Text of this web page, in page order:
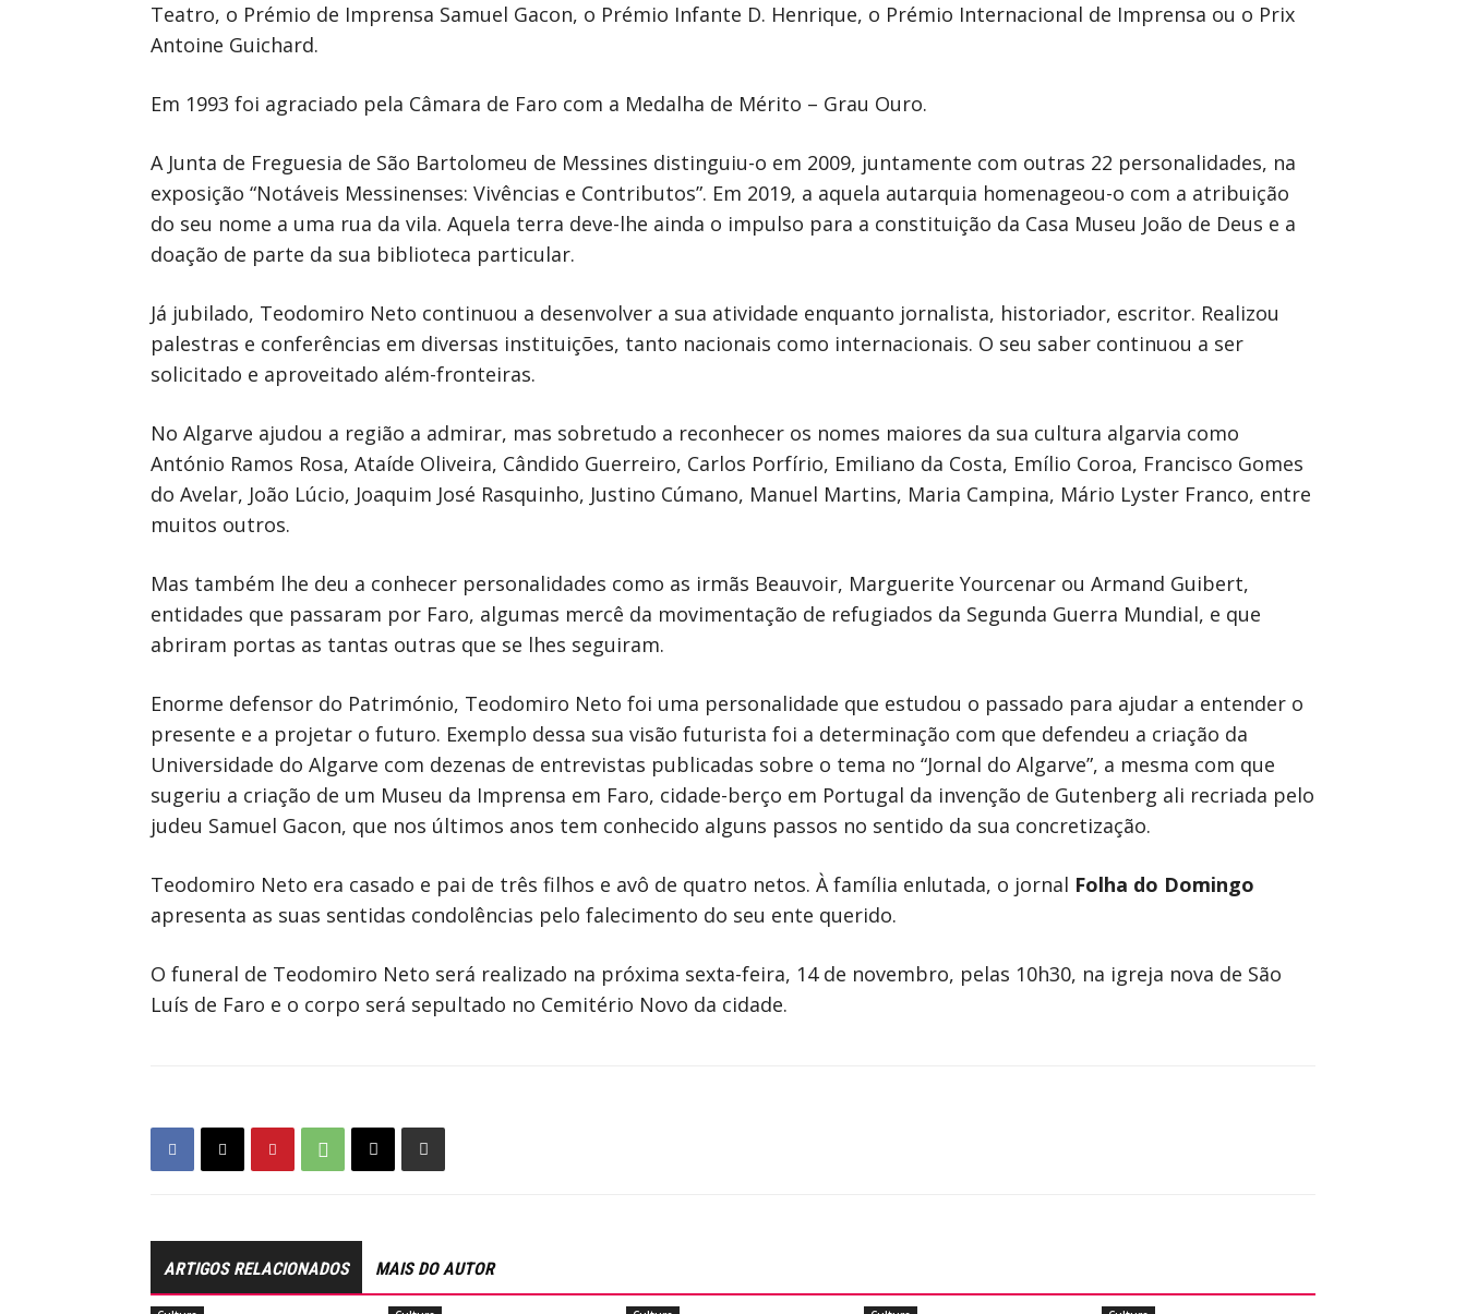
Teatro, o Prémio de Imprensa Samuel Gacon, o Prémio Infante D. Henrique, o Prémio Internacional de Imprensa ou o Prix
Antoine Guichard.
Em 1993 foi agraciado pela Câmara de Faro com a Medalha de Mérito – Grau Ouro.
A Junta de Freguesia de São Bartolomeu de Messines distinguiu-o em 2009, juntamente com outras 22 personalidades, na
exposição “Notáveis Messinenses: Vivências e Contributos”. Em 2019, a aquela autarquia homenageou-o com a atribuição
do seu nome a uma rua da vila. Aquela terra deve-lhe ainda o impulso para a constituição da Casa Museu João de Deus e a
doação de parte da sua biblioteca particular.
Já jubilado, Teodomiro Neto continuou a desenvolver a sua atividade enquanto jornalista, historiador, escritor. Realizou
palestras e conferências em diversas instituições, tanto nacionais como internacionais. O seu saber continuou a ser
solicitado e aproveitado além-fronteiras.
No Algarve ajudou a região a admirar, mas sobretudo a reconhecer os nomes maiores da sua cultura algarvia como
António Ramos Rosa, Ataíde Oliveira, Cândido Guerreiro, Carlos Porfírio, Emiliano da Costa, Emílio Coroa, Francisco Gomes
do Avelar, João Lúcio, Joaquim José Rasquinho, Justino Cúmano, Manuel Martins, Maria Campina, Mário Lyster Franco, entre
muitos outros.
Mas também lhe deu a conhecer personalidades como as irmãs Beauvoir, Marguerite Yourcenar ou Armand Guibert,
entidades que passaram por Faro, algumas mercê da movimentação de refugiados da Segunda Guerra Mundial, e que
abriram portas as tantas outras que se lhes seguiram.
Enorme defensor do Património, Teodomiro Neto foi uma personalidade que estudou o passado para ajudar a entender o
presente e a projetar o futuro. Exemplo dessa sua visão futurista foi a determinação com que defendeu a criação da
Universidade do Algarve com dezenas de entrevistas publicadas sobre o tema no “Jornal do Algarve”, a mesma com que
sugeriu a criação de um Museu da Imprensa em Faro, cidade-berço em Portugal da invenção de Gutenberg ali recriada pelo
judeu Samuel Gacon, que nos últimos anos tem conhecido alguns passos no sentido da sua concretização.
Teodomiro Neto era casado e pai de três filhos e avô de quatro netos. À família enlutada, o jornal Folha do Domingo
apresenta as suas sentidas condolências pelo falecimento do seu ente querido.
O funeral de Teodomiro Neto será realizado na próxima sexta-feira, 14 de novembro, pelas 10h30, na igreja nova de São
Luís de Faro e o corpo será sepultado no Cemitério Novo da cidade.
ARTIGOS RELACIONADOS MAIS DO AUTOR